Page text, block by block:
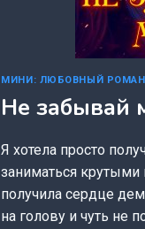
МИНИ: ЛЮБОВНЫЙ РОМАН
Не забывай
Я хотела просто
заниматься крутыми
получила сердце
на голову и чуть не